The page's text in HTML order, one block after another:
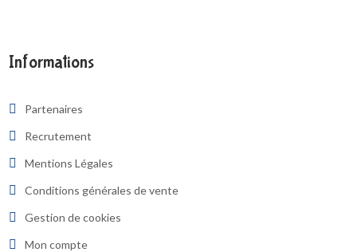
Informations
Partenaires
Recrutement
Mentions Légales
Conditions générales de vente
Gestion de cookies
Mon compte